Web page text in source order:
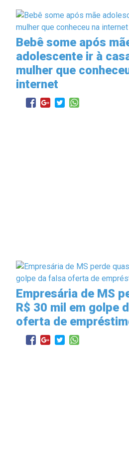
Bebê some após
adolescente ir à
mulher que
internet
Empresária de MS
R$ 30 mil em golpe
oferta de